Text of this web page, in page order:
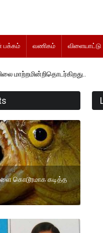
பக்கம் வணிகம் விளையாட்டு
கொடூரமாக கடித்த